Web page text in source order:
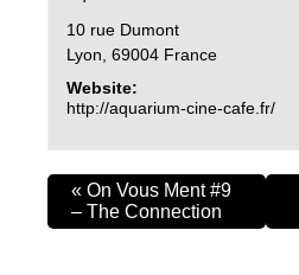
10 rue Dumont
Lyon 69004 France
Website:
http://aquarium-cine-cafe.fr/
« On Vous Ment #9
– The Connection